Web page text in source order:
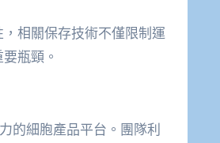
相關保存技術不僅限制運
瓶頸。
的細胞產品平台。團隊利